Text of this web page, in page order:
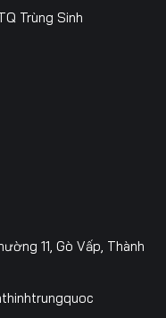
Trùng Sinh
11, Gò Vấp, Thành